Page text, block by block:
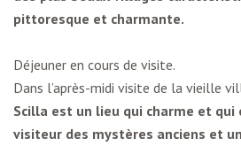
pittoresque et charmante.
Déjeuner en cours de visite.
Dans l’après-midi visite de la vieille
Scilla est un lieu qui charme et qui
visiteur des mystères anciens et